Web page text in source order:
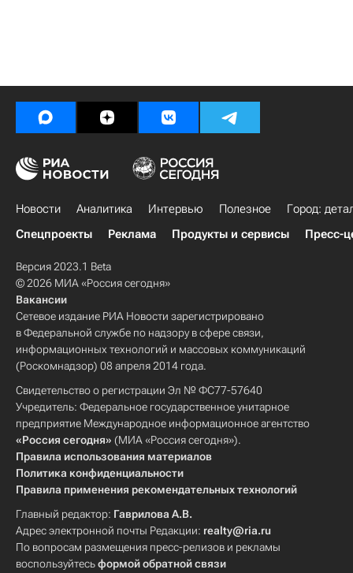
Новости Аналитика Интервью Полезное
Город:
Спецпроекты
Реклама Продукты и сервисы Пресс-
Версия 2023.1 Beta
© 2026 МИА «Россия сегодня»
Вакансии
Сетевое издание РИА Новости зарегистрировано
в Федеральной службе по надзору в сфере связи,
информационных технологий и массовых коммуникаций
(Роскомнадзор) 08 апреля 2014 года.
Свидетельство о регистрации Эл № ФС77-57640
Учредитель: Федеральное государственное унитарное
предприятие Международное информационное агентство
«Россия сегодня» (МИА «Россия сегодня»).
Правила использования материалов
Политика конфиденциальности
Правила применения рекомендательных технологий
Главный редактор: Гаврилова А.В.
Адрес электронной почты Редакции: realty@ria.ru
По вопросам размещения пресс-релизов и рекламы
воспользуйтесьформой обратной связи